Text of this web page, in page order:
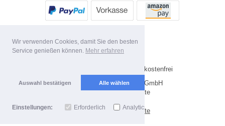
Wir verwenden Cookies, damit Sie den besten
Service genießen können. Mehr erfahren
Auswahl bestätigen Alle wählen
Einstellungen: Erforderlich Analytics
Alle Preise inkl. MwSt. Versandkostenfrei
Copyright 2026 by Future-X GmbH
Mobile Shop by Shopgate
Zur klassischen Webseite